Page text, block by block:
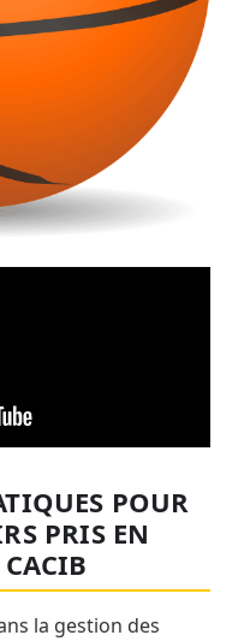
POUR
PRIS EN
CACIB
la gestion des